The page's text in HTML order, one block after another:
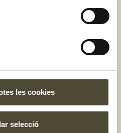
les cookies
selecció
perquè la síndria tingui un
. T’encantarà!